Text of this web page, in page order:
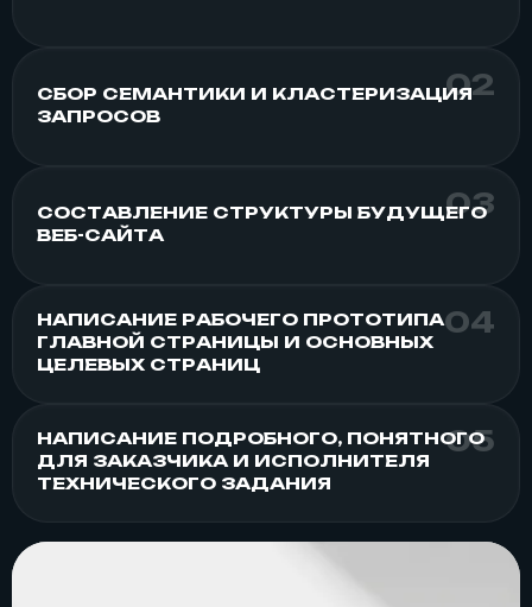
СБОР СЕМАНТИКИ И КЛАСТЕРИЗАЦИЯ
ЗАПРОСОВ
СОСТАВЛЕНИЕ СТРУКТУРЫ БУДУЩЕГО
ВЕБ-САЙТА
НАПИСАНИЕ РАБОЧЕГО ПРОТОТИПА
ГЛАВНОЙ СТРАНИЦЫ И ОСНОВНЫХ
ЦЕЛЕВЫХ СТРАНИЦ
НАПИСАНИЕ ПОДРОБНОГО, ПОНЯТНОГО
ДЛЯ ЗАКАЗЧИКА И ИСПОЛНИТЕЛЯ
ТЕХНИЧЕСКОГО ЗАДАНИЯ